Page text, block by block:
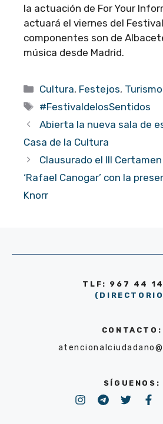
la actuación de For Your
actuará el viernes del
componentes son de
música desde Madrid.
Categorías
Cultura, Festejos, Turismo
Etiquetas
#FestivaldelosSentidos
Abierta la nueva sala de
Casa de la Cultura
Clausurado el III
‘Rafael Canogar’ con la
Knorr
TLF: 967 44
CONTACTO:
SÍGUENOS: